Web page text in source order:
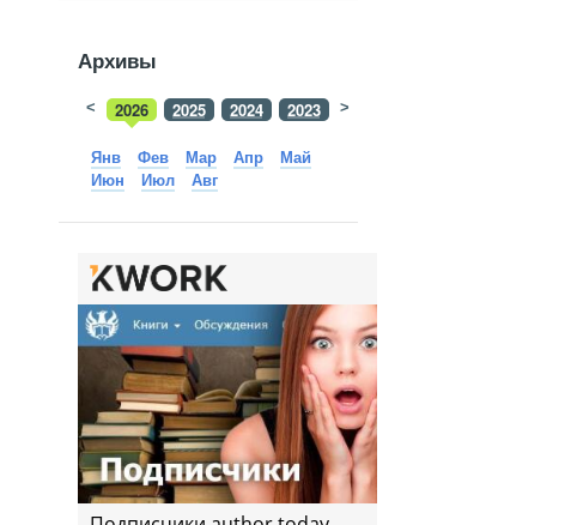
Архивы
2026 2025 2024 2023 2022
< >
Янв Фев Мар Апр
Май
Июн
Июл Авг